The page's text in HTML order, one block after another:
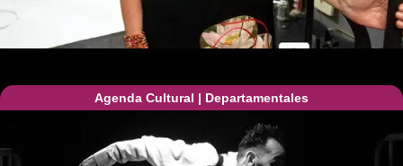
Agenda Cultural | Departamentales